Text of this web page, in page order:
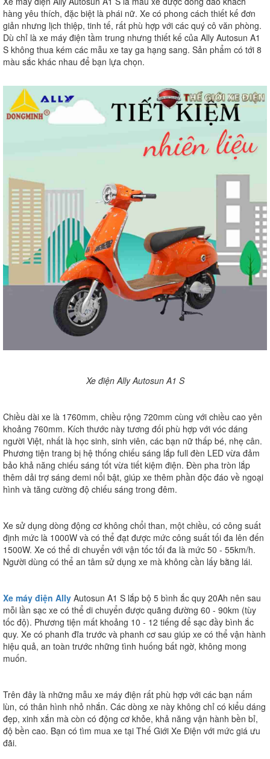
hàng yêu thích, đặc biệt là phái nữ. Xe có phong cách thiết kế đơn
giản nhưng lịch thiệp, tinh tế, rất phù hợp với các quý cô văn phòng.
Dù chỉ là xe máy điện tầm trung nhưng thiết kế của Ally Autosun A1
S không thua kém các mẫu xe tay ga hạng sang. Sản phẩm có tới 8
màu sắc khác nhau để bạn lựa chọn.
Xe điện Ally Autosun A1 S
Chiều dài xe là 1760mm, chiều rộng 720mm cùng với chiều cao yên
khoảng 760mm. Kích thước này tương đối phù hợp với vóc dáng
người Việt, nhất là học sinh, sinh viên, các bạn nữ thấp bé, nhẹ cân.
Phương tiện trang bị hệ thống chiếu sáng lắp full đèn LED vừa đảm
bảo khả năng chiếu sáng tốt vừa tiết kiệm điện. Đèn pha tròn lắp
thêm dải trợ sáng demi nổi bật, giúp xe thêm phần độc đáo về ngoại
hình và tăng cường độ chiếu sáng trong đêm.
Xe sử dụng dòng động cơ không chổi than, một chiều, có công suất
định mức là 1000W và có thể đạt được mức công suất tối đa lên đến
1500W. Xe có thể di chuyển với vận tốc tối đa là mức 50 - 55km/h.
Người dùng có thể an tâm sử dụng xe mà không cần lấy bằng lái.
Xe máy điện Ally Autosun A1 S lắp bộ 5 bình ắc quy 20Ah nên sau
mỗi lần sạc xe có thể di chuyển được quãng đường 60 - 90km (tùy
tốc độ). Phương tiện mất khoảng 10 - 12 tiếng để sạc đầy bình ắc
quy. Xe có phanh đĩa trước và phanh cơ sau giúp xe có thể vận hành
hiệu quả, an toàn trước những tình huống bất ngờ, không mong
muốn.
Trên đây là những mẫu xe máy điện rất phù hợp với các bạn nấm
lùn, có thân hình nhỏ nhắn. Các dòng xe này không chỉ có kiểu dáng
đẹp, xinh xắn mà còn có động cơ khỏe, khả năng vận hành bền bỉ,
độ bền cao. Bạn có tìm mua xe tại Thế Giới Xe Điện với mức giá ưu
đãi.